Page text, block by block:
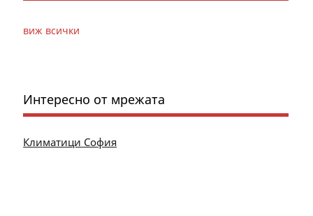
виж всички
Интересно от мрежата
Климатици София